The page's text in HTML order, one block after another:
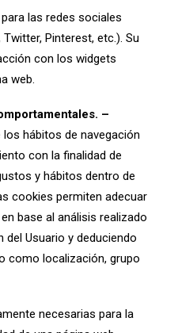
las redes sociales
Pinterest, etc.). Su
con los widgets
web.
–
hábitos de navegación
con la finalidad de
y hábitos dentro de
cookies permiten adecuar
base al análisis realizado
del Usuario y deduciendo
como localización, grupo
necesarias para la